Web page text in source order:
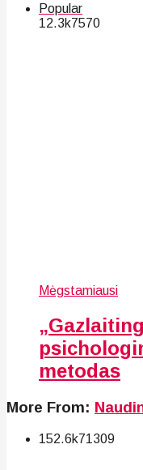
Popular
12.3k7570
Mėgstamiausi
metodas
More From:
152.6k71 309